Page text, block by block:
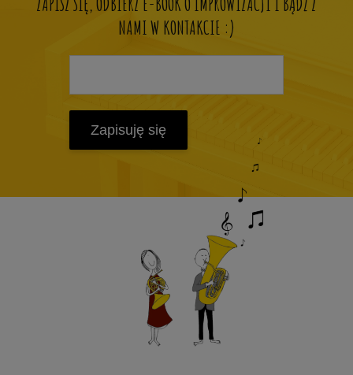
NAMI W KONTAKCIE :)
Zapisuję się